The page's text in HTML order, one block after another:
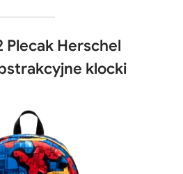
Plecak Herschel
klocki